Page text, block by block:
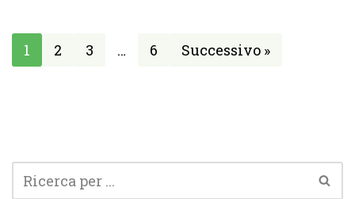
1 2 3 … 6 Successivo »